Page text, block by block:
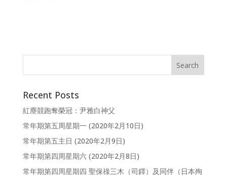
Recent Posts
紅塵競跑奪榮冠：尹雅白神父
常年期第五周星期一 (2020年2月10日)
常年期第五主日 (2020年2月9日)
常年期第四周星期六 (2020年2月8日)
常年期第四周星期四 聖保祿三木（司鐸）及同伴（日本殉